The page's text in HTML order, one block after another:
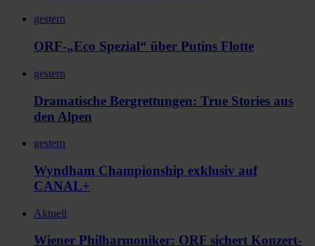
gestern
ORF-„Eco Spezial“ über Putins Flotte
gestern
Dramatische Bergrettungen: True Stories aus
den Alpen
gestern
Wyndham Championship exklusiv auf
CANAL+
Aktuell
Wiener Philharmoniker: ORF sichert Konzert-